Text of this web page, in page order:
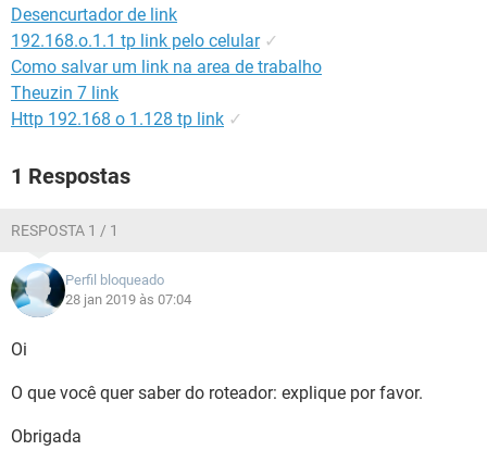
Desencurtador de link
192.168.o.1.1 tp link pelo celular ✓
Como salvar um link na area de trabalho
Theuzin 7 link
Http 192.168 o 1.128 tp link ✓
1 Respostas
RESPOSTA 1 / 1
Perfil bloqueado
28 jan 2019 às 07:04
Oi
O que você quer saber do roteador: explique por favor.
Obrigada